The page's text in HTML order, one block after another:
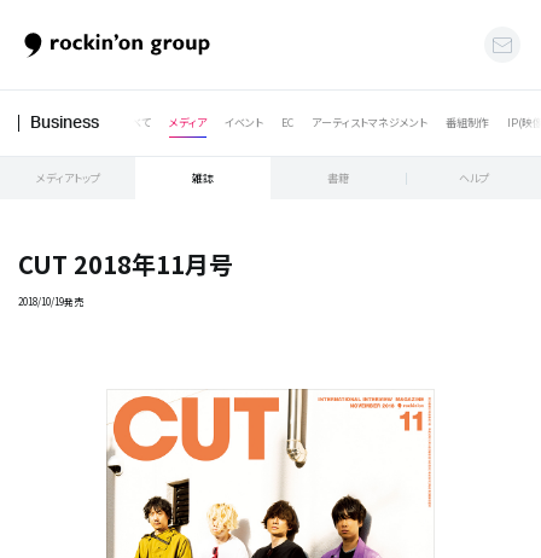
Business すべて メディア イベント EC アーティストマネジメント 番組制作 IP(映
メディアトップ 雑誌 書籍 ヘルプ
CUT 2018年11月号
2018/10/19発売